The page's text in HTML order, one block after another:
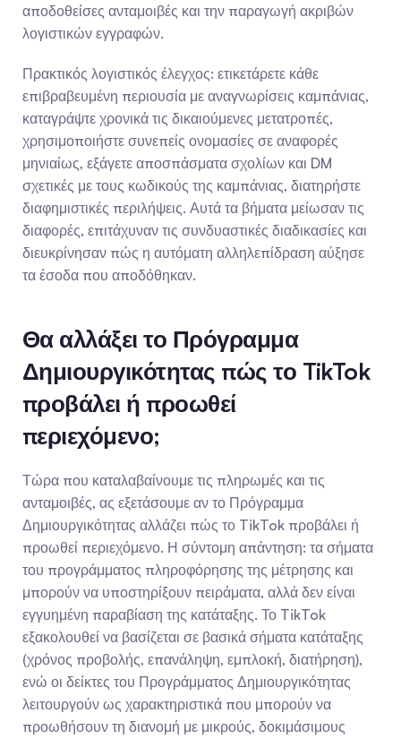
αποδοθείσες ανταμοιβές και την παραγωγή ακριβών
λογιστικών εγγραφών.
Πρακτικός λογιστικός έλεγχος: ετικετάρετε κάθε
επιβραβευμένη περιουσία με αναγνωρίσεις καμπάνιας,
καταγράψτε χρονικά τις δικαιούμενες μετατροπές,
χρησιμοποιήστε συνεπείς ονομασίες σε αναφορές
μηνιαίως, εξάγετε αποσπάσματα σχολίων και DM
σχετικές με τους κωδικούς της καμπάνιας, διατηρήστε
διαφημιστικές περιλήψεις. Αυτά τα βήματα μείωσαν τις
διαφορές, επιτάχυναν τις συνδυαστικές διαδικασίες και
διευκρίνησαν πώς η αυτόματη αλληλεπίδραση αύξησε
τα έσοδα που αποδόθηκαν.
Θα αλλάξει το Πρόγραμμα
Δημιουργικότητας πώς το TikTok
προβάλει ή προωθεί
περιεχόμενο;
Τώρα που καταλαβαίνουμε τις πληρωμές και τις
ανταμοιβές, ας εξετάσουμε αν το Πρόγραμμα
Δημιουργικότητας αλλάζει πώς το TikTok προβάλει ή
προωθεί περιεχόμενο. Η σύντομη απάντηση: τα σήματα
του προγράμματος πληροφόρησης της μέτρησης και
μπορούν να υποστηρίξουν πειράματα, αλλά δεν είναι
εγγυημένη παραβίαση της κατάταξης. Το TikTok
εξακολουθεί να βασίζεται σε βασικά σήματα κατάταξης
(χρόνος προβολής, επανάληψη, εμπλοκή, διατήρηση),
ενώ οι δείκτες του Προγράμματος Δημιουργικότητας
λειτουργούν ως χαρακτηριστικά που μπορούν να
προωθήσουν τη διανομή με μικρούς, δοκιμάσιμους